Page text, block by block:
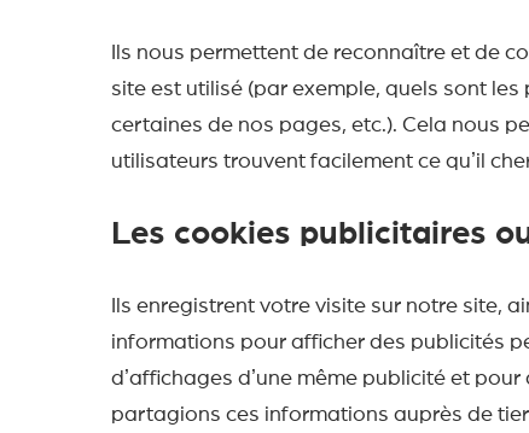
Ils nous permettent de reconnaître et de
site est utilisé (par exemple, quels sont
certaines de nos pages, etc.). Cela nous
utilisateurs trouvent facilement ce quʼil
Les cookies publicitaires
Ils enregistrent votre visite sur notre site,
informations pour afficher des publicités
dʼaffichages dʼune même publicité et
partagions ces informations auprès de